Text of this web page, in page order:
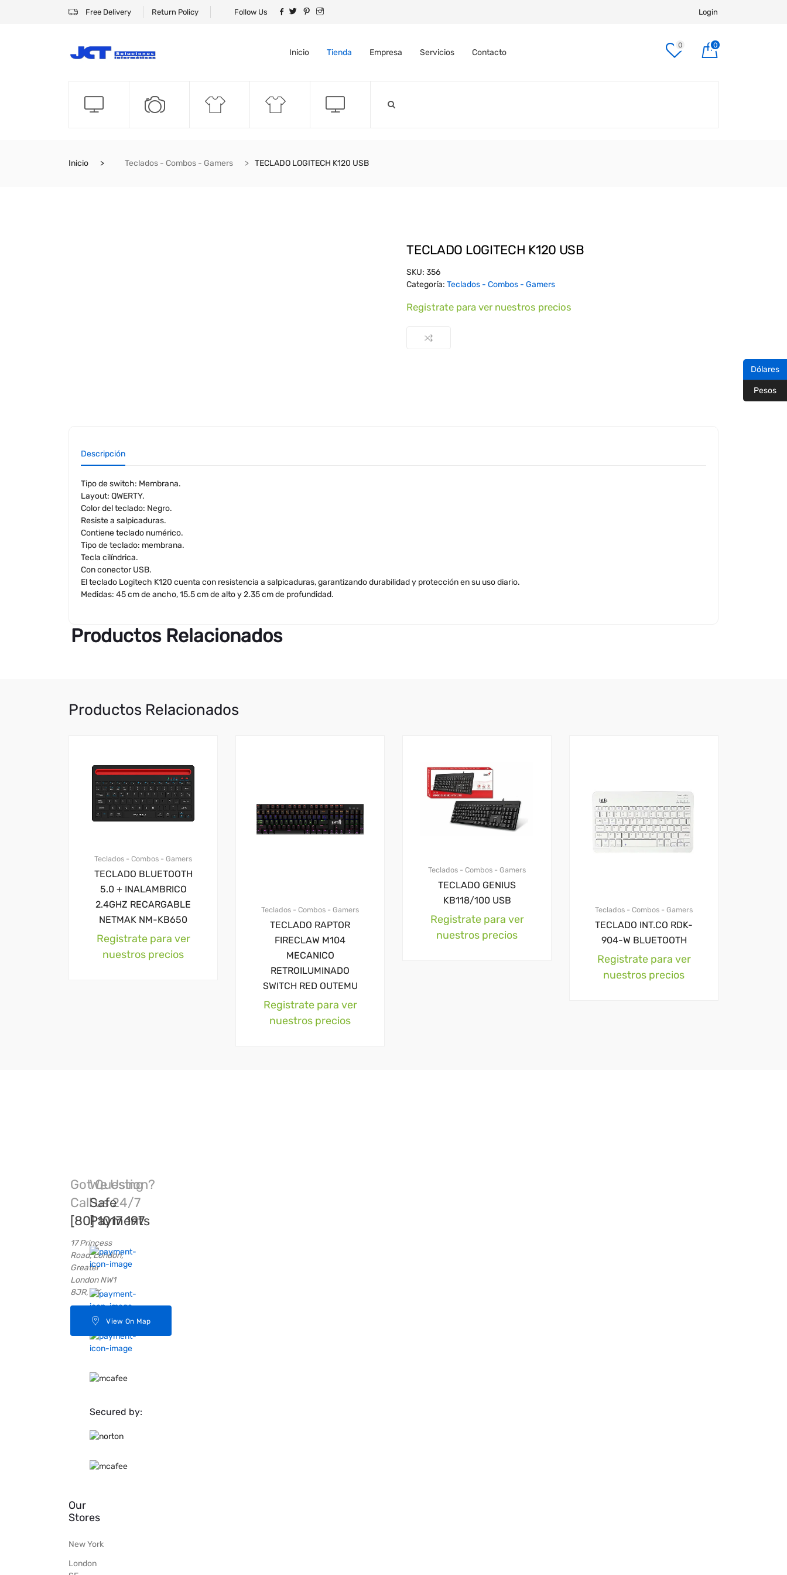
Free Delivery Return Policy Follow Us Login
Inicio Tienda Empresa Servicios Contacto
0 0
Inicio Teclados - Combos - Gamers TECLADO LOGITECH K120 USB
TECLADO LOGITECH K120 USB
SKU:356
Categoría:Teclados - Combos - Gamers
Registrate para ver nuestros precios
Descripción
Tipo de switch: Membrana.
Layout: QWERTY.
Color del teclado: Negro.
Resiste a salpicaduras.
Contiene teclado numérico.
Tipo de teclado: membrana.
Tecla cilíndrica.
Con conector USB.
El teclado Logitech K120 cuenta con resistencia a salpicaduras, garantizando durabilidad y protección en su uso diario.
Medidas: 45 cm de ancho, 15.5 cm de alto y 2.35 cm de profundidad.
Productos Relacionados
Productos Relacionados
Teclados - Combos - Gamers
TECLADO BLUETOOTH
5.0 + INALAMBRICO
2.4GHZ RECARGABLE
NETMAK NM-KB650
Registrate para ver
nuestros precios
Teclados - Combos - Gamers
TECLADO RAPTOR
FIRECLAW M104
MECANICO
RETROILUMINADO
SWITCH RED OUTEMU
Registrate para ver
nuestros precios
Teclados - Combos - Gamers
TECLADO GENIUS
KB118/100 USB
Registrate para ver
nuestros precios
Teclados - Combos - Gamers
TECLADO INT.CO RDK-
904-W BLUETOOTH
Registrate para ver
nuestros precios
Got Question?
Call us 24/7
[80] 1017 197
17 Princess
Road, London,
Greater
London NW1
8JR, UK
View On Map
We Using
Safe
Payments
Secured by:
Our
Stores
New York
London
Dólares
Pesos